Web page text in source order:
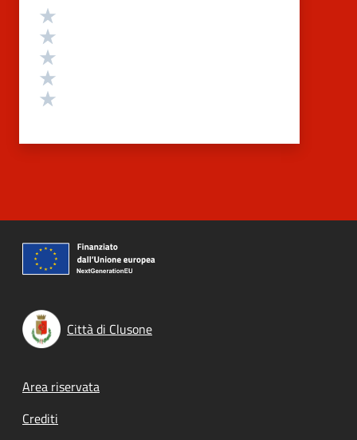
Valutazione
Città di Clusone
Footer menu
Area riservata
Crediti